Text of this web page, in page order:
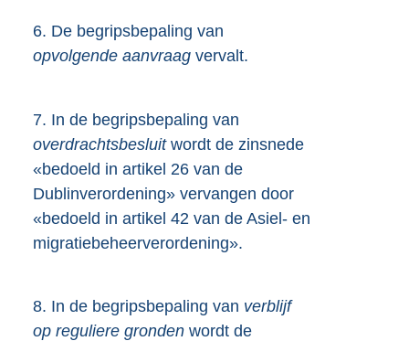
6. De begripsbepaling van
opvolgende aanvraag vervalt.
7. In de begripsbepaling van
overdrachtsbesluitwordt de zinsnede
«bedoeld in artikel 26 van de
Dublinverordening» vervangen door
«bedoeld in artikel 42 van de Asiel- en
migratiebeheerverordening».
8. In de begripsbepaling van verblijf
op reguliere gronden wordt de